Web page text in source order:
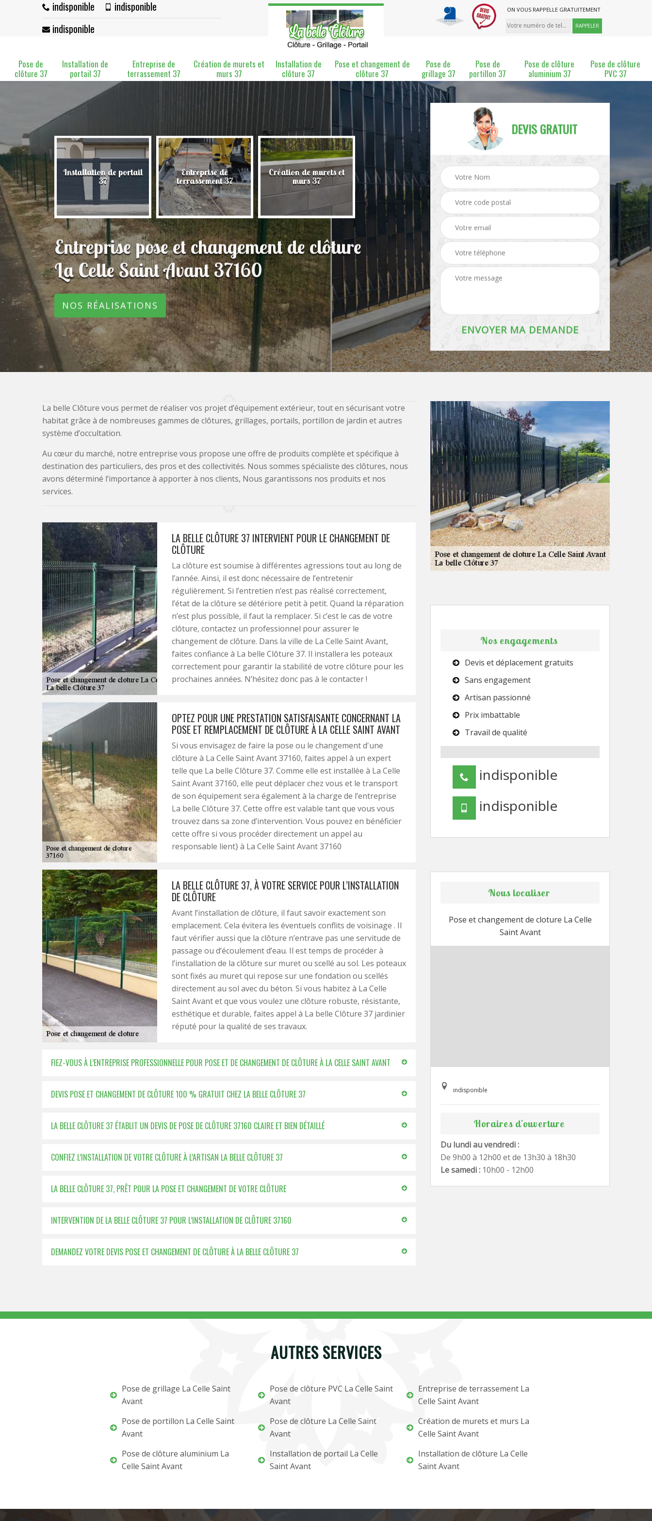
indisponible
indisponible
indisponible
ON VOUS RAPPELLE GRATUITEMENT
Pose de
clôture 37
Installation de
portail 37
Entreprise de
terrassement 37
Création de murets et
murs 37
Installation de
clôture 37
Pose et changement de
clôture 37
Pose de
grillage 37
Pose de
portillon 37
Pose de clôture
aluminium 37
Pose de clôture
PVC 37
portail Entreprise de
terrassement 37
Création de murets et
murs 37
Installation de clôture
37
Pose et changement de
clôture 37 Pose de grillage 37 Pose de portillon 37
Entreprise pose et changement de clôture
La Celle Saint Avant 37160
NOS RÉALISATIONS
DEVIS GRATUIT
La belle Clôture vous permet de réaliser vos projet d’équipement extérieur, tout en sécurisant votre
habitat grâce à de nombreuses gammes de clôtures, grillages, portails, portillon de jardin et autres
système d’occultation.
Au cœur du marché, notre entreprise vous propose une offre de produits complète et spécifique à
destination des particuliers, des pros et des collectivités. Nous sommes spécialiste des clôtures, nous
avons déterminé l’importance à apporter à nos clients, Nous garantissons nos produits et nos
services.
LA BELLE CLÔTURE 37 INTERVIENT POUR LE CHANGEMENT DE
CLÔTURE
La clôture est soumise à différentes agressions tout au long de
l’année. Ainsi, il est donc nécessaire de l’entretenir
régulièrement. Si l’entretien n’est pas réalisé correctement,
l’état de la clôture se détériore petit à petit. Quand la réparation
n’est plus possible, il faut la remplacer. Si c’est le cas de votre
clôture, contactez un professionnel pour assurer le
changement de clôture. Dans la ville de La Celle Saint Avant,
faites confiance à La belle Clôture 37. Il installera les poteaux
correctement pour garantir la stabilité de votre clôture pour les
prochaines années. N’hésitez donc pas à le contacter !
OPTEZ POUR UNE PRESTATION SATISFAISANTE CONCERNANT LA
POSE ET REMPLACEMENT DE CLÔTURE À LA CELLE SAINT AVANT
Si vous envisagez de faire la pose ou le changement d'une
clôture à La Celle Saint Avant 37160, faites appel à un expert
telle que La belle Clôture 37. Comme elle est installée à La Celle
Saint Avant 37160, elle peut déplacer chez vous et le transport
de son équipement sera également à la charge de l’entreprise
La belle Clôture 37. Cette offre est valable tant que vous vous
trouvez dans sa zone d’intervention. Vous pouvez en bénéficier
cette offre si vous procéder directement un appel au
responsable lient} à La Celle Saint Avant 37160
LA BELLE CLÔTURE 37, À VOTRE SERVICE POUR L’INSTALLATION
DE CLÔTURE
Avant l’installation de clôture, il faut savoir exactement son
emplacement. Cela évitera les éventuels conflits de voisinage . Il
faut vérifier aussi que la clôture n’entrave pas une servitude de
passage ou d’écoulement d’eau. Il est temps de procéder à
l’installation de la clôture sur muret ou scellé au sol. Les poteaux
sont fixés au muret qui repose sur une fondation ou scellés
directement au sol avec du béton. Si vous habitez à La Celle
Saint Avant et que vous voulez une clôture robuste, résistante,
esthétique et durable, faites appel à La belle Clôture 37 jardinier
réputé pour la qualité de ses travaux.
FIEZ-VOUS À L’ENTREPRISE PROFESSIONNELLE POUR POSE ET DE CHANGEMENT DE CLÔTURE À LA CELLE SAINT AVANT
DEVIS POSE ET CHANGEMENT DE CLÔTURE 100 % GRATUIT CHEZ LA BELLE CLÔTURE 37
LA BELLE CLÔTURE 37 ÉTABLIT UN DEVIS DE POSE DE CLÔTURE 37160 CLAIRE ET BIEN DÉTAILLÉ
CONFIEZ L’INSTALLATION DE VOTRE CLÔTURE À L’ARTISAN LA BELLE CLÔTURE 37
LA BELLE CLÔTURE 37, PRÊT POUR LA POSE ET CHANGEMENT DE VOTRE CLÔTURE
INTERVENTION DE LA BELLE CLÔTURE 37 POUR L’INSTALLATION DE CLÔTURE 37160
DEMANDEZ VOTRE DEVIS POSE ET CHANGEMENT DE CLÔTURE À LA BELLE CLÔTURE 37
Nos engagements
Devis et déplacement gratuits
Sans engagement
Artisan passionné
Prix imbattable
Travail de qualité
indisponible
indisponible
Nous localiser
Pose et changement de cloture La Celle
Saint Avant
indisponible
Horaires d'ouverture
Du lundi au vendredi :
De 9h00 à 12h00 et de 13h30 à 18h30
Le samedi : 10h00 - 12h00
AUTRES SERVICES
Pose de grillage La Celle Saint
Avant
Pose de portillon La Celle Saint
Avant
Pose de clôture aluminium La
Celle Saint Avant
Pose de clôture PVC La Celle Saint
Avant
Pose de clôture La Celle Saint
Avant
Installation de portail La Celle
Saint Avant
Entreprise de terrassement La
Celle Saint Avant
Création de murets et murs La
Celle Saint Avant
Installation de clôture La Celle
Saint Avant